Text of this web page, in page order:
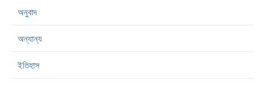
অনুবাদ
অন্যান্য
ইতিহাস